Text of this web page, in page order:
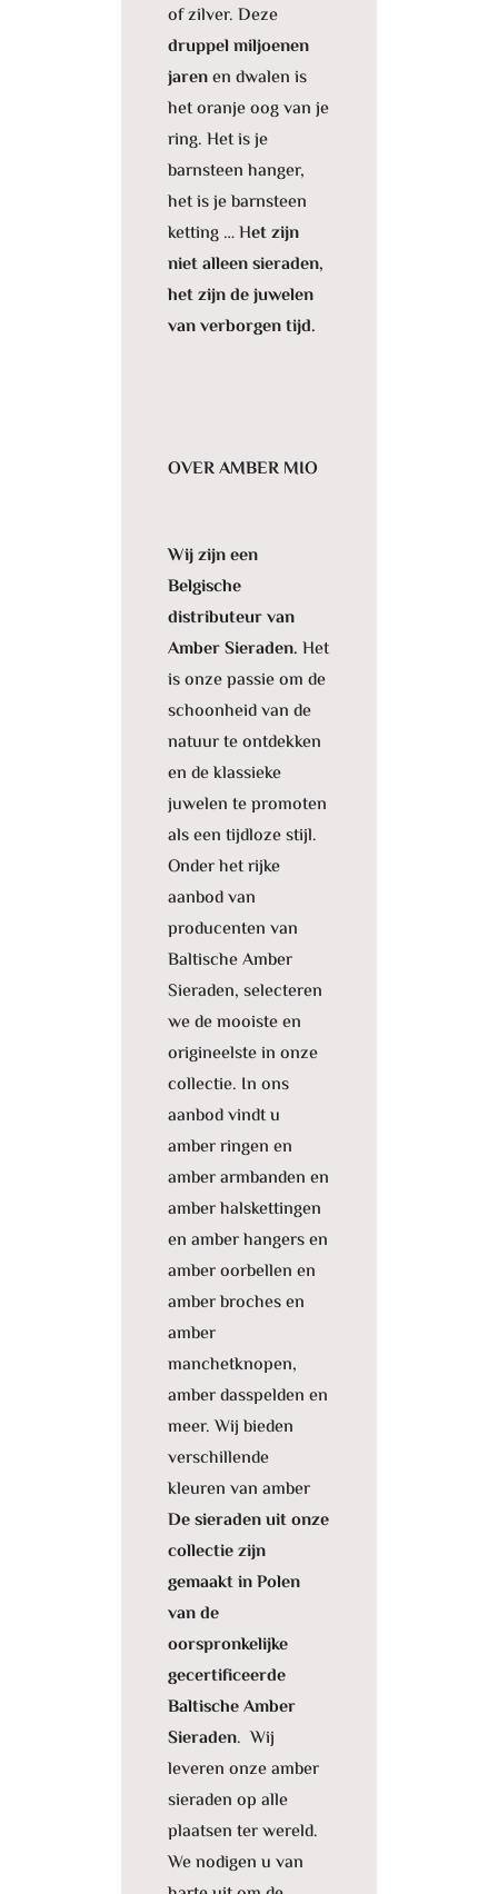
of zilver. Deze
druppel miljoenen
jarenen dwalen is
het oranje oog van je
ring. Het is je
barnsteen hanger,
het is je barnsteen
ketting … Het zijn
niet alleen sieraden,
het zijn de juwelen
van verborgen tijd.
OVER AMBER MIO
Wij zijn een
Belgische
distributeur van
Amber Sieraden. Het
is onze passie om de
schoonheid van de
natuur te ontdekken
en de klassieke
juwelen te promoten
als een tijdloze stijl.
Onder het rijke
aanbod van
producenten van
Baltische Amber
Sieraden, selecteren
we de mooiste en
origineelste in onze
collectie. In ons
aanbod vindt u
amber ringen en
amber armbanden en
amber halskettingen
en amber hangers en
amber oorbellen en
amber broches en
amber
manchetknopen,
amber dasspelden en
meer. Wij bieden
verschillende
kleuren van amber
De sieraden uit onze
collectie zijn
gemaakt in Polen
van de
oorspronkelijke
gecertificeerde
Baltische Amber
Sieraden. Wij
leveren onze amber
sieraden op alle
plaatsen ter wereld.
We nodigen u van